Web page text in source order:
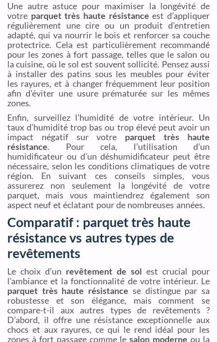
Une autre astuce pour maximiser la longévité de
votre parquet très haute résistance est d’appliquer
régulièrement une cire ou un produit d’entretien
adapté, qui va nourrir le bois et renforcer sa couche
protectrice. Cela est particulièrement recommandé
pour les zones à fort passage, telles que le salon ou
la cuisine, où le sol est souvent sollicité. Pensez aussi
à installer des patins sous les meubles pour éviter
les rayures, et à changer fréquemment leur position
afin d’éviter une usure prématurée sur les mêmes
zones.
Enfin, surveillez l’humidité de votre intérieur. Un
taux d’humidité trop bas ou trop élevé peut avoir un
impact négatif sur votre parquet très haute
résistance. Pour cela, l’utilisation d’un
humidificateur ou d’un déshumidificateur peut être
nécessaire, selon les conditions climatiques de votre
région. En suivant ces conseils simples, vous
assurerez non seulement la longévité de votre
parquet, mais vous maintiendrez également son
aspect neuf et éclatant pour de nombreuses années.
Comparatif : parquet très haute
résistance vs autres types de
revêtements
Le choix d’un revêtement de sol est crucial pour
l’ambiance et la fonctionnalité de votre intérieur. Le
parquet très haute résistance se distingue par sa
robustesse et son élégance, mais comment se
compare-t-il aux autres types de revêtements ?
D’abord, il offre une résistance exceptionnelle aux
chocs et aux rayures, ce qui le rend idéal pour les
zones à fort passage comme lesalon moderne ou la